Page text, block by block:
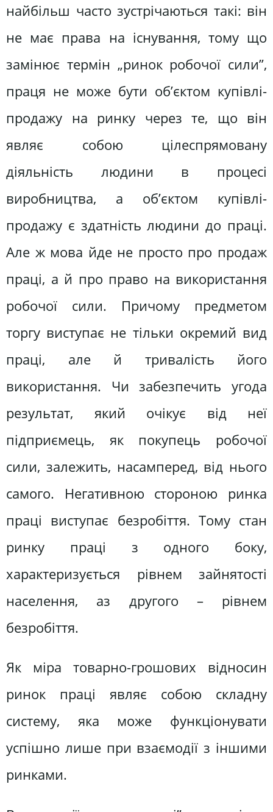
найбільш часто зустрічаються такі: він
не має права на існування, тому що
замінює термін „ринок робочої сили”,
праця не може бути об’єктом купівлі-
продажу на ринку через те, що він
являє собою цілеспрямовану
діяльність людини в процесі
виробництва, а об’єктом купівлі-
продажу є здатність людини до праці.
Але ж мова йде не просто про продаж
праці, а й про право на використання
робочої сили. Причому предметом
торгу виступає не тільки окремий вид
праці, але й тривалість його
використання. Чи забезпечить угода
результат, який очікує від неї
підприємець, як покупець робочої
сили, залежить, насамперед, від нього
самого. Негативною стороною ринка
праці виступає безробіття. Тому стан
ринку праці з одного боку,
характеризується рівнем зайнятості
населення, аз другого – рівнем
безробіття.
Як міра товарно-грошових відносин
ринок праці являє собою складну
систему, яка може функціонувати
успішно лише при взаємодії з іншими
ринками.